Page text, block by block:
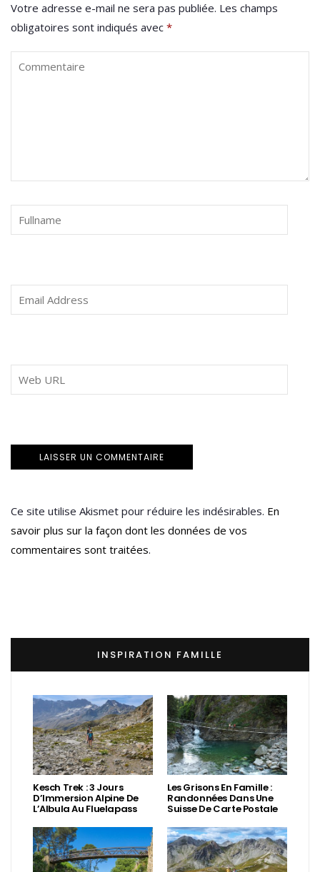
Votre adresse e-mail ne sera pas publiée. Les champs
obligatoires sont indiqués avec *
Ce site utilise Akismet pour réduire les indésirables. En
savoir plus sur la façon dont les données de vos
commentaires sont traitées.
INSPIRATION FAMILLE
Kesch Trek : 3 Jours
D’Immersion Alpine De
L’Albula Au Fluelapass
Les Grisons En Famille :
Randonnées Dans Une
Suisse De Carte Postale